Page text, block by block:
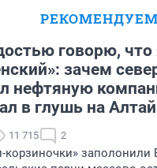
РЕКОМЕНДУЕМ
говорю, что
зачем
нефтяную
в глушь на Алтай
11 715 2
заполонили